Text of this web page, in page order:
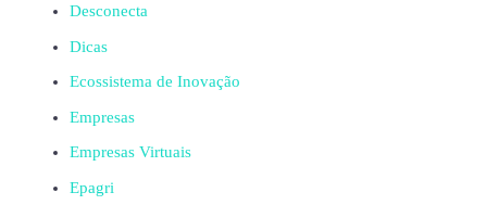
Desconecta
Dicas
Ecossistema de Inovação
Empresas
Empresas Virtuais
Epagri